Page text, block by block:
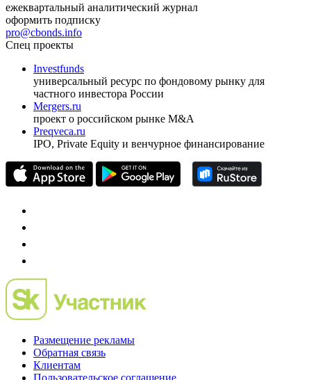
ежеквартальный аналитический журнал
оформить подписку
pro@cbonds.info
Спец проекты
Investfunds
универсальный ресурс по фондовому рынку для
частного инвестора России
Mergers.ru
проект о российском рынке M&A
Preqveca.ru
IPO, Private Equity и венчурное финансирование
Размещение рекламы
Обратная связь
Клиентам
Пользовательское соглашение